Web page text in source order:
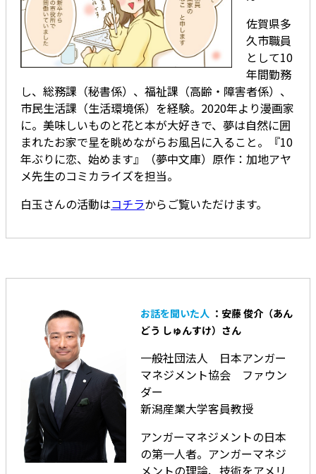
佐賀県多
久市職員
として10
年間勤務
し、総務課（秘書係）、福祉課（高齢・障害者係）、
市民生活課（生活環境係）を経験。2020年より漫画家
に。美味しいものと花と本が大好きで、夢は自然に囲
まれたお家で星を眺めながらお風呂に入ること。『10
年ぶりに恋、始めます』（夢中文庫）原作：加地アヤ
メ先生のコミカライズを担当。
白玉さんの活動はコチラからご覧いただけます。
お話を聞いた人 ：安藤 俊介（あん
どう しゅんすけ）さん
一般社団法人 日本アンガー
マネジメント協会 ファウン
ダー
新潟産業大学客員教授
アンガーマネジメントの日本
の第一人者。アンガーマネジ